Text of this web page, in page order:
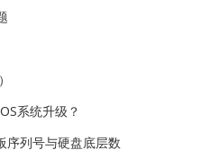
系统升级？
序列号与硬盘底层数